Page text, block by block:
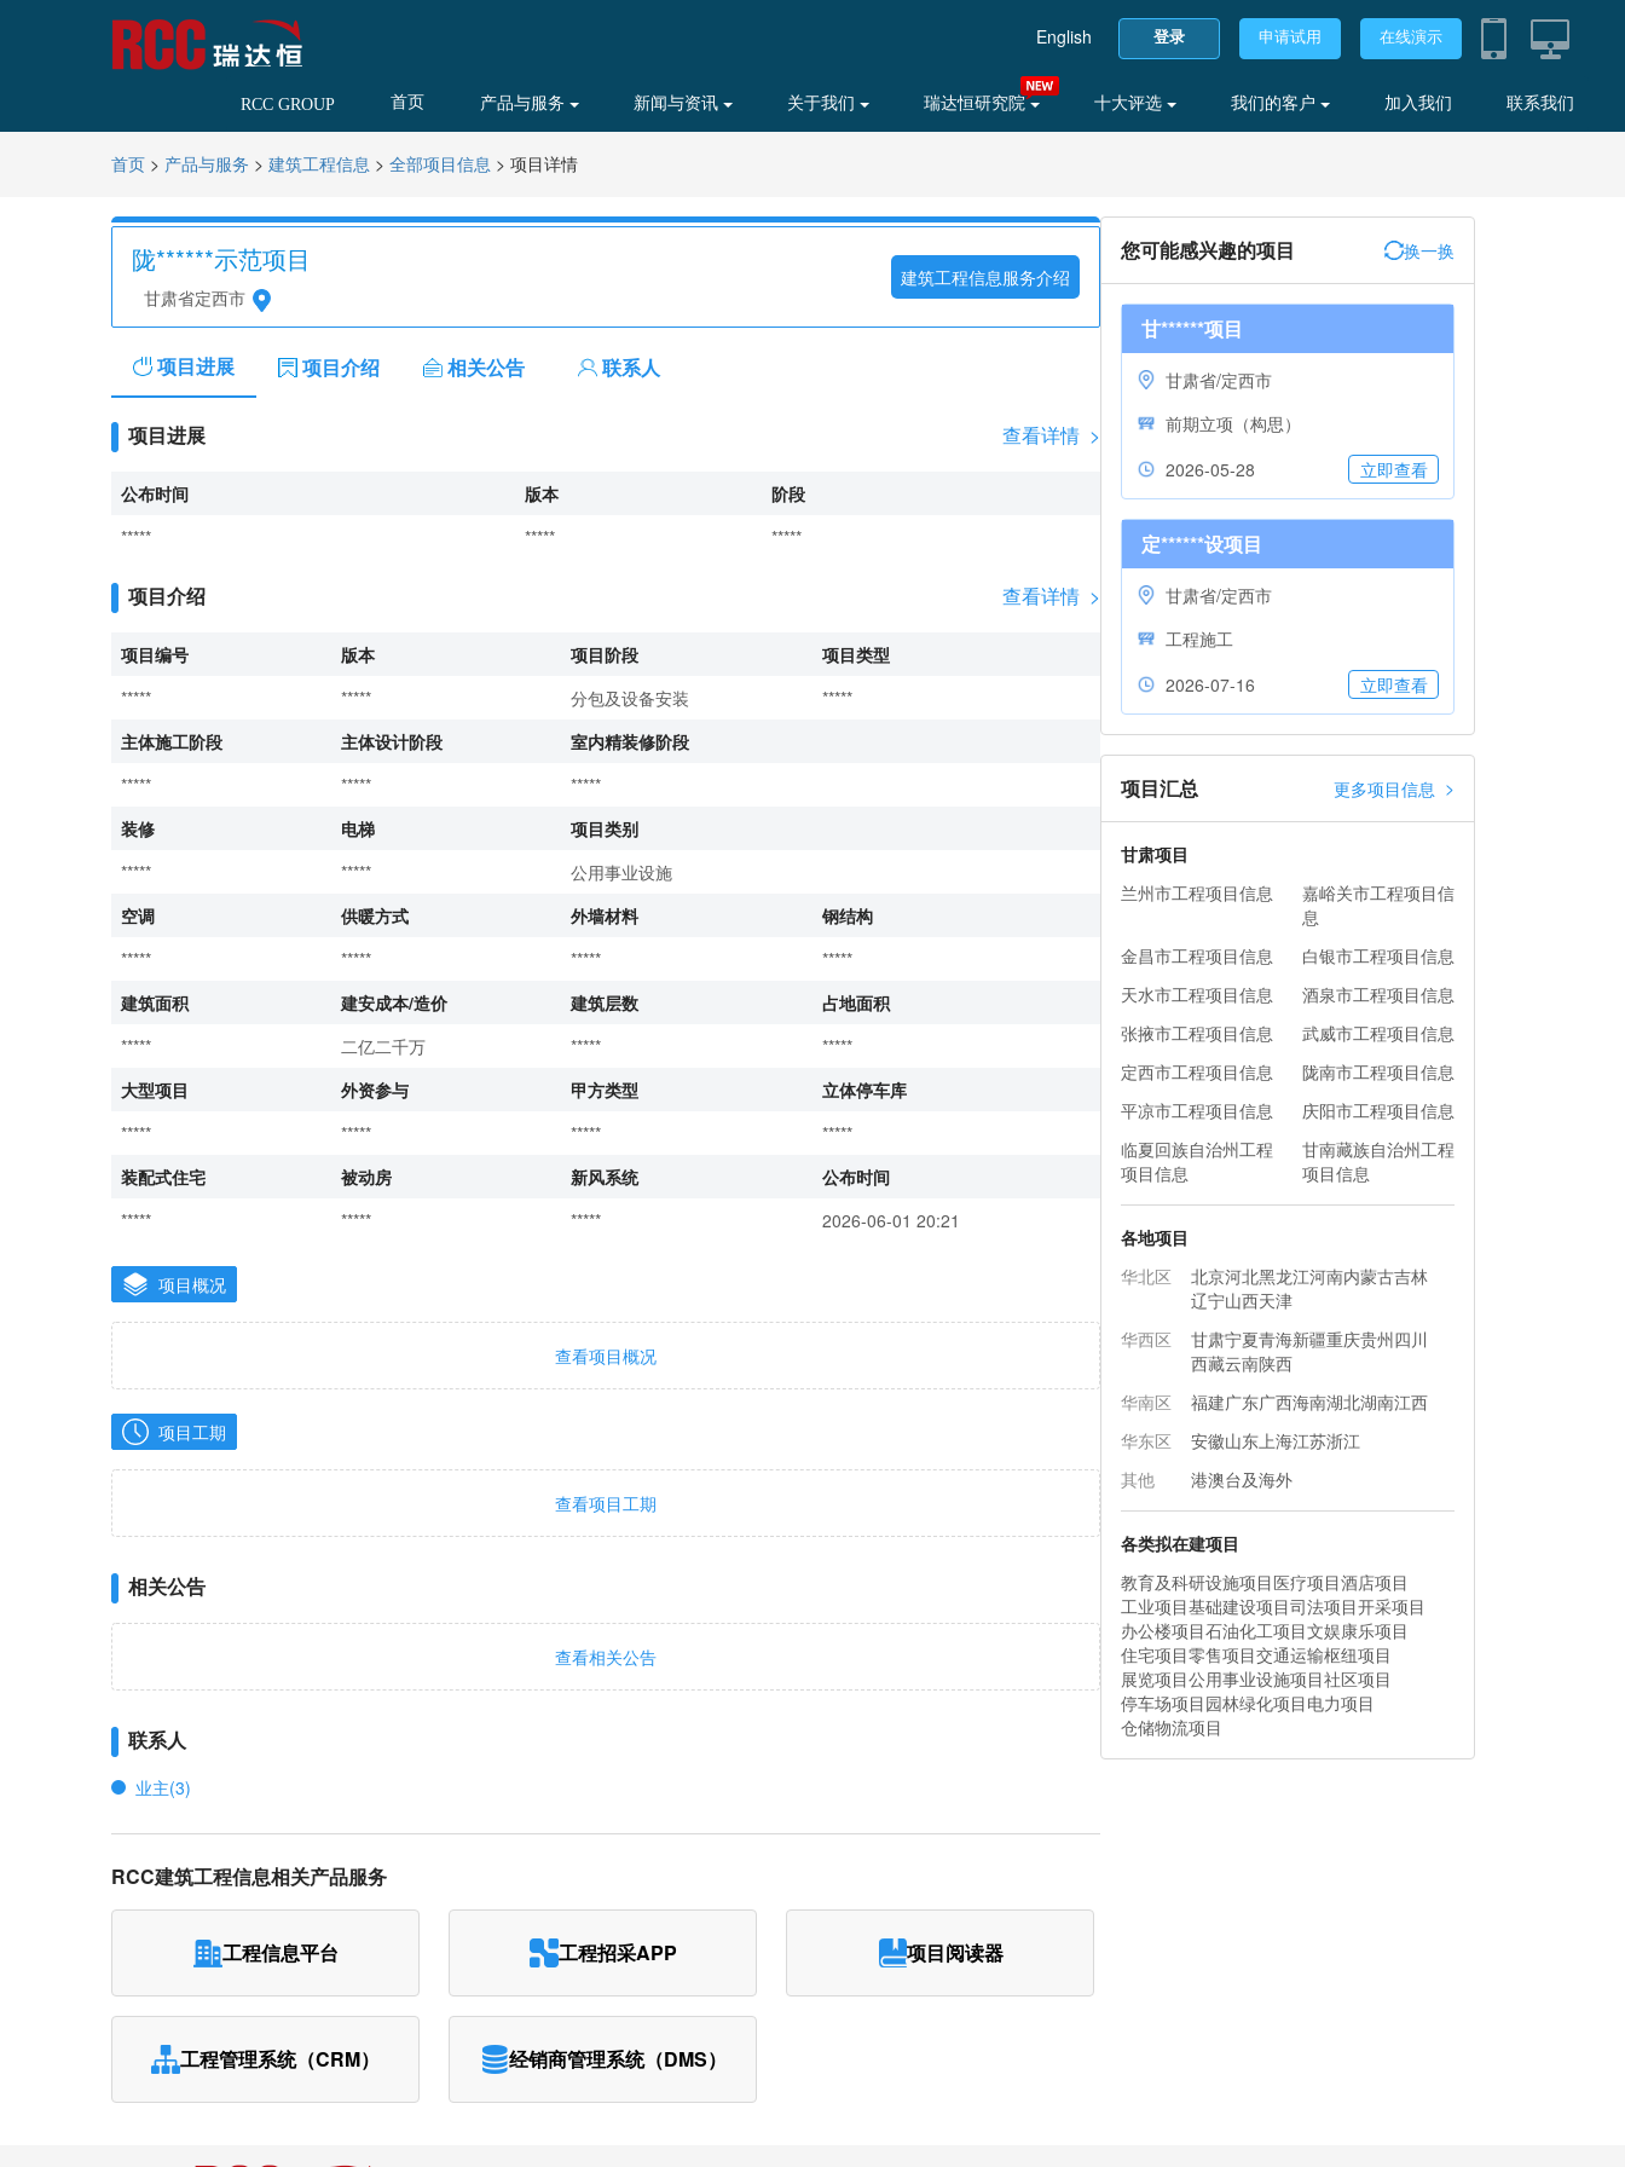
English 登录 申请试用 在线演示
RCC GROUP 首页 产品与服务 新闻与资讯 关于我们 瑞达恒研究院 十大评选 我们的客户 加入我们 联系我们
首页 > 产品与服务 > 建筑工程信息 > 全部项目信息 > 项目详情
陇******示范项目
甘肃省定西市
建筑工程信息服务介绍
项目进展 项目介绍 相关公告 联系人
项目进展 查看详情 >
公布时间 版本
阶段
*****
***** *****
项目介绍 查看详情 >
项目编号 版本 项目阶段
项目类型
*****
***** 分包及设备安装
*****
主体施工阶段
主体设计阶段
室内精装修阶段
*****
*****
*****
装修
电梯
项目类别
*****
*****
公用事业设施
空调
供暖方式 外墙材料
钢结构
*****
***** *****
*****
建筑面积
建安成本/造价 建筑层数
占地面积
*****
二亿二千万 *****
*****
大型项目
外资参与 甲方类型
立体停车库
*****
***** *****
*****
装配式住宅
被动房 新风系统
公布时间
*****
***** ***** 2026-06-01 20:21
项目概况
查看项目概况
项目工期
查看项目工期
相关公告
查看相关公告
联系人
业主(3)
RCC建筑工程信息相关产品服务
工程信息平台 工程招采APP 项目阅读器
工程管理系统（CRM） 经销商管理系统（DMS）
您可能感兴趣的项目 换一换
甘******项目
甘肃省/定西市
前期立项（构思）
2026-05-28
立即查看
定******设项目
甘肃省/定西市
工程施工
2026-07-16
立即查看
项目汇总 更多项目信息 >
甘肃项目
兰州市工程项目信息
嘉峪关市工程项目信
息
金昌市工程项目信息
白银市工程项目信息
天水市工程项目信息
酒泉市工程项目信息
张掖市工程项目信息
武威市工程项目信息
定西市工程项目信息
陇南市工程项目信息
平凉市工程项目信息
庆阳市工程项目信息
临夏回族自治州工程
项目信息
甘南藏族自治州工程
项目信息
各地项目
华北区
北京河北黑龙江河南内蒙古吉林
辽宁山西天津
华西区
甘肃宁夏青海新疆重庆贵州四川
西藏云南陕西
华南区
福建广东广西海南湖北湖南江西
华东区
安徽山东上海江苏浙江
其他
港澳台及海外
各类拟在建项目
教育及科研设施项目医疗项目酒店项目
工业项目基础建设项目司法项目开采项目
办公楼项目石油化工项目文娱康乐项目
住宅项目零售项目交通运输枢纽项目
展览项目公用事业设施项目社区项目
停车场项目园林绿化项目电力项目
仓储物流项目